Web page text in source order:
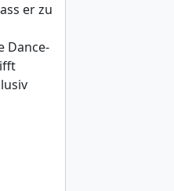
er zu
Dance-